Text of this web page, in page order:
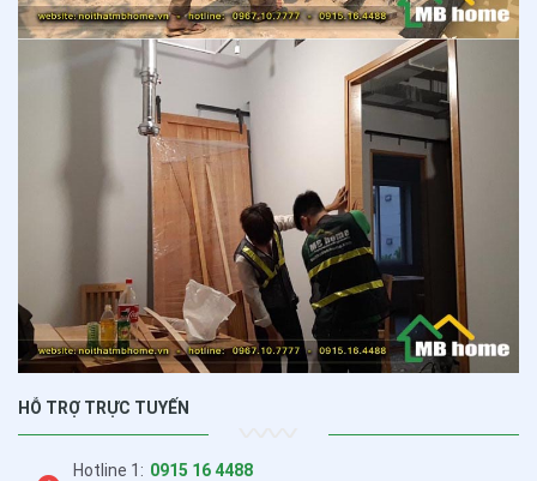
HỖ TRỢ TRỰC TUYẾN
Hotline 1: 0915 16 4488